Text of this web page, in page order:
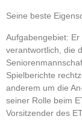
Seine beste
Aufgabengebiet:
verantwortlich, die
Spielberichte
anderem um die
seiner Rolle beim
Vorsitzender des